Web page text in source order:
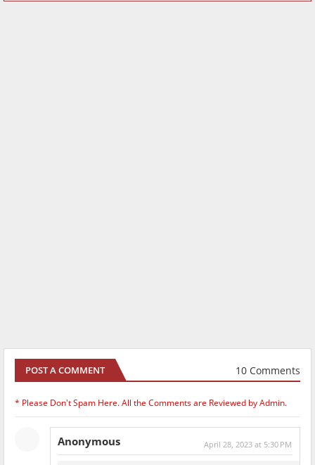
POST A COMMENT 10 Comments
* Please Don't Spam Here. All the Comments are Reviewed by Admin.
Anonymous April 28, 2023 at 5:30 PM